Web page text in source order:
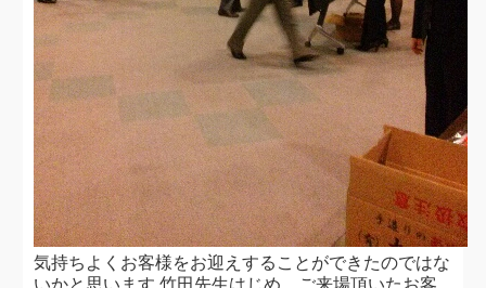
気持ちよくお客様をお迎えすることができたのではな
いかと思います 竹田先生はじめ、ご来場頂いたお客